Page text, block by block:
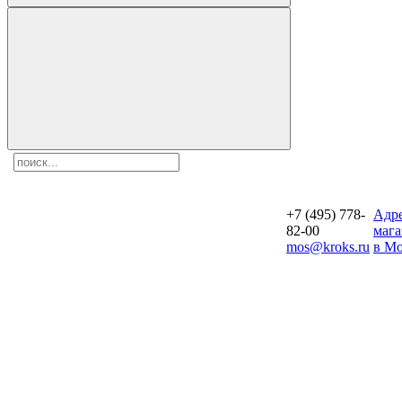
+7 (495) 778-
82-00
mos@kroks.ru в